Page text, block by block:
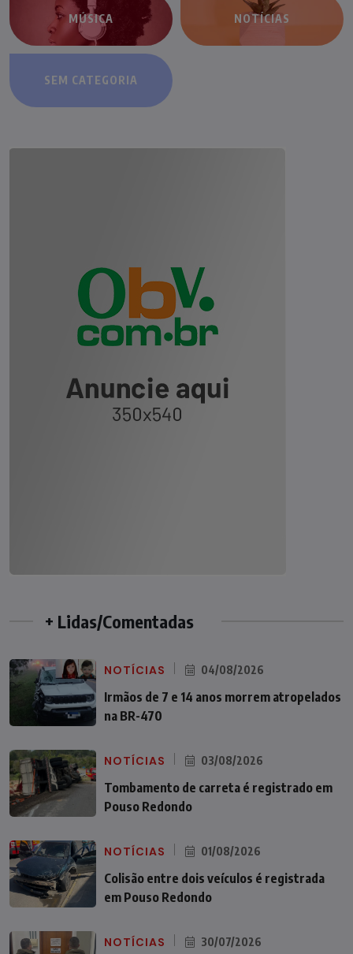
MÚSICA NOTÍCIAS
SEM CATEGORIA
+ Lidas/Comentadas
NOTÍCIAS 04/08/2026
Irmãos de 7 e 14 anos morrem atropelados
na BR-470
NOTÍCIAS 03/08/2026
Tombamento de carreta é registrado em
Pouso Redondo
NOTÍCIAS 01/08/2026
Colisão entre dois veículos é registrada
em Pouso Redondo
NOTÍCIAS 30/07/2026